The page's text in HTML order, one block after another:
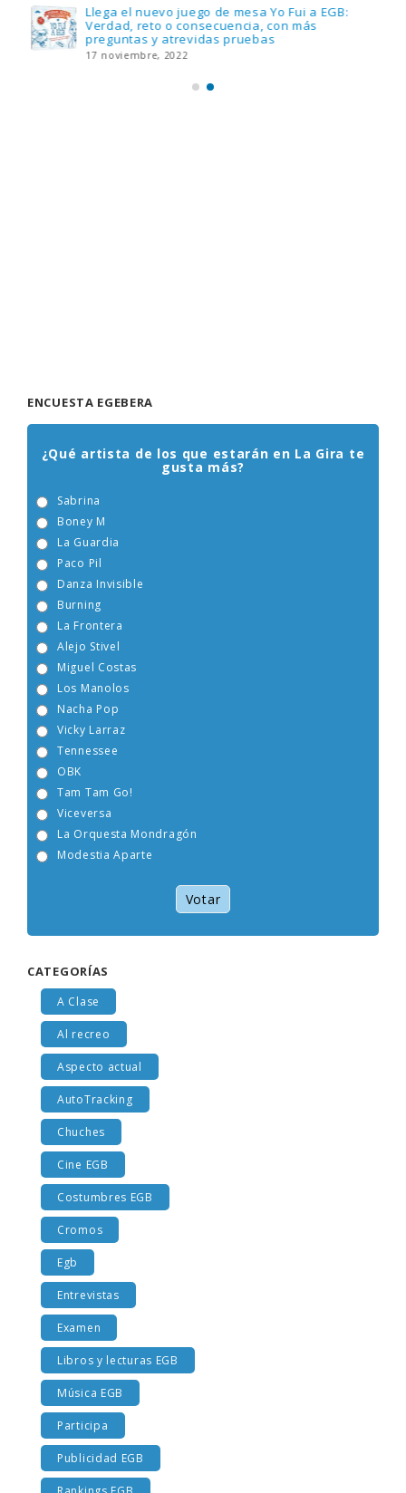
Llega el nuevo juego de mesa Yo Fui a EGB:
Verdad, reto o consecuencia, con más
preguntas y atrevidas pruebas
17 noviembre, 2022
ENCUESTA EGEBERA
¿Qué artista de los que estarán en La Gira te
gusta más?
Sabrina
Boney M
La Guardia
Paco Pil
Danza Invisible
Burning
La Frontera
Alejo Stivel
Miguel Costas
Los Manolos
Nacha Pop
Vicky Larraz
Tennessee
OBK
Tam Tam Go!
Viceversa
La Orquesta Mondragón
Modestia Aparte
Votar
CATEGORÍAS
A Clase
Al recreo
Aspecto actual
AutoTracking
Chuches
Cine EGB
Costumbres EGB
Cromos
Egb
Entrevistas
Examen
Libros y lecturas EGB
Música EGB
Participa
Publicidad EGB